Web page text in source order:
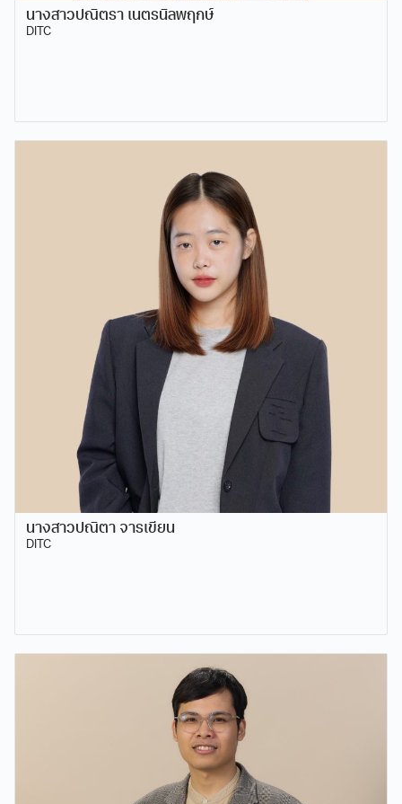
นางสาวปณิตรา เนตรนิลพฤกษ์
DITC
นางสาวปณิตา จารเขียน
DITC